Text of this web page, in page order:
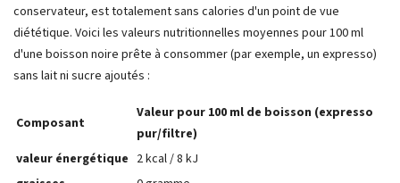
conservateur, est totalement sans calories d'un point de vue
diététique. Voici les valeurs nutritionnelles moyennes pour 100 ml
d'une boisson noire prête à consommer (par exemple, un expresso)
sans lait ni sucre ajoutés :
Composant
Valeur pour 100 ml de boisson (expresso
pur/filtre)
valeur énergétique 2 kcal / 8 kJ